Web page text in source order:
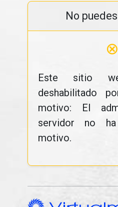
No
⊗
Este sitio
deshabilitado
motivo: El
servidor no
motivo.